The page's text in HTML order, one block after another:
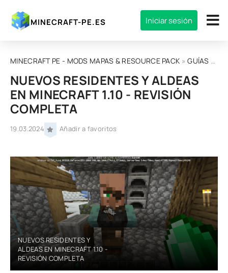
MINECRAFT-PE.ES Iniciar sesión
MINECRAFT PE - MODS MAPAS & RESOURCE PACK »GUÍAS
NUEVOS RESIDENTES Y ALDEAS
EN MINECRAFT 1.10 - REVISIÓN
COMPLETA
19.03.2024 Añadir a favoritos
NUEVOS RESIDENTES Y
ALDEAS EN MINECRAFT 1.10 -
REVISIÓN COMPLETA